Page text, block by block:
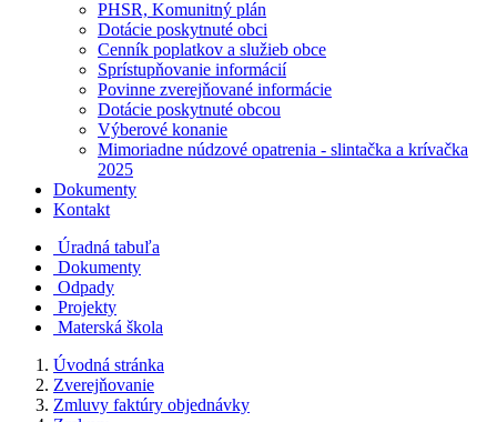
PHSR, Komunitný plán
Dotácie poskytnuté obci
Cenník poplatkov a služieb obce
Sprístupňovanie informácií
Povinne zverejňované informácie
Dotácie poskytnuté obcou
Výberové konanie
Mimoriadne núdzové opatrenia - slintačka a krívačka
2025
Dokumenty
Kontakt
Úradná tabuľa
Dokumenty
Odpady
Projekty
Materská škola
Úvodná stránka
Zverejňovanie
Zmluvy faktúry objednávky